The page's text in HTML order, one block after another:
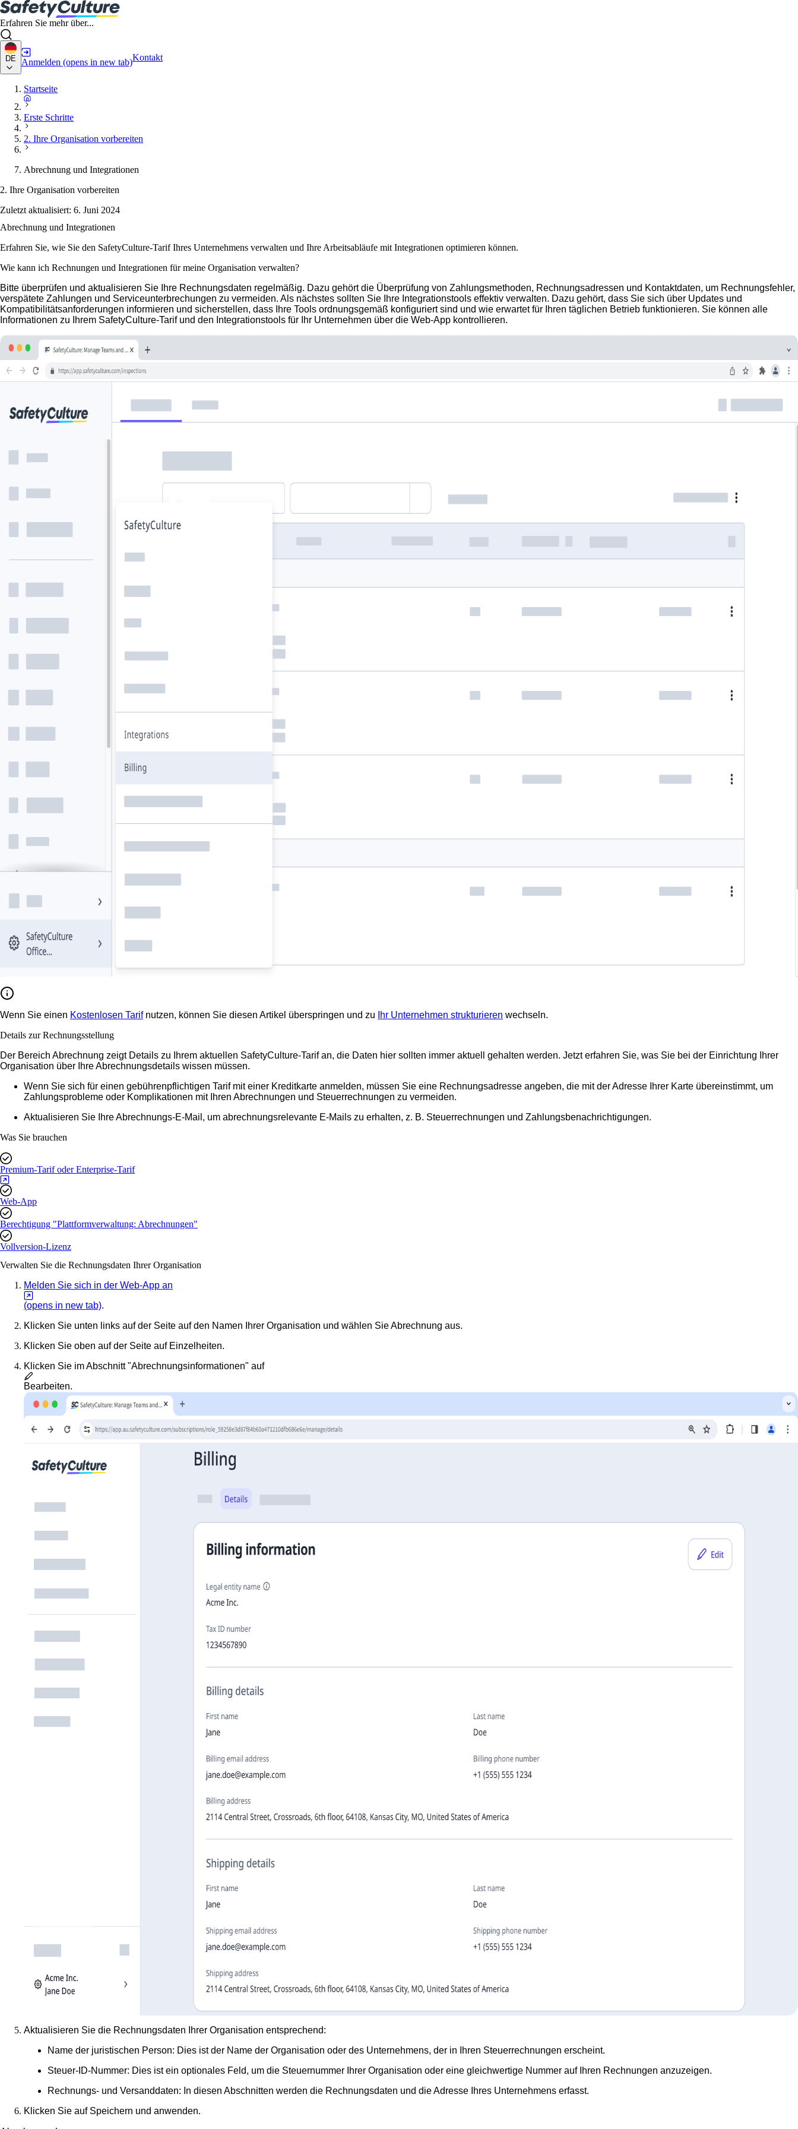
Erfahren Sie mehr über...
DE Anmelden (opens in new tab)Kontakt
Startseite
Erste Schritte
2. Ihre Organisation vorbereiten
Abrechnung und Integrationen
2. Ihre Organisation vorbereiten
Zuletzt aktualisiert: 6. Juni 2024
Abrechnung und Integrationen
Erfahren Sie, wie Sie den SafetyCulture-Tarif Ihres Unternehmens verwalten und Ihre Arbeitsabläufe mit Integrationen optimieren können.
Wie kann ich Rechnungen und Integrationen für meine Organisation verwalten?
Bitte überprüfen und aktualisieren Sie Ihre Rechnungsdaten regelmäßig. Dazu gehört die Überprüfung von Zahlungsmethoden, Rechnungsadressen und Kontaktdaten, um Rechnungsfehler,
verspätete Zahlungen und Serviceunterbrechungen zu vermeiden. Als nächstes sollten Sie Ihre Integrationstools effektiv verwalten. Dazu gehört, dass Sie sich über Updates und
Kompatibilitätsanforderungen informieren und sicherstellen, dass Ihre Tools ordnungsgemäß konfiguriert sind und wie erwartet für Ihren täglichen Betrieb funktionieren. Sie können alle
Informationen zu Ihrem SafetyCulture-Tarif und den Integrationstools für Ihr Unternehmen über die Web-App kontrollieren.
Wenn Sie einen Kostenlosen Tarif nutzen, können Sie diesen Artikel überspringen und zu Ihr Unternehmen strukturieren wechseln.
Details zur Rechnungsstellung
Der Bereich Abrechnung zeigt Details zu Ihrem aktuellen SafetyCulture-Tarif an, die Daten hier sollten immer aktuell gehalten werden. Jetzt erfahren Sie, was Sie bei der Einrichtung Ihrer
Organisation über Ihre Abrechnungsdetails wissen müssen.
Wenn Sie sich für einen gebührenpflichtigen Tarif mit einer Kreditkarte anmelden, müssen Sie eine Rechnungsadresse angeben, die mit der Adresse Ihrer Karte übereinstimmt, um
Zahlungsprobleme oder Komplikationen mit Ihren Abrechnungen und Steuerrechnungen zu vermeiden.
Aktualisieren Sie Ihre Abrechnungs-E-Mail, um abrechnungsrelevante E-Mails zu erhalten, z. B. Steuerrechnungen und Zahlungsbenachrichtigungen.
Was Sie brauchen
Premium-Tarif oder Enterprise-Tarif
Web-App
Berechtigung "Plattformverwaltung: Abrechnungen"
Vollversion-Lizenz
Verwalten Sie die Rechnungsdaten Ihrer Organisation
Melden Sie sich in der Web-App an
(opens in new tab).
Klicken Sie unten links auf der Seite auf den Namen Ihrer Organisation und wählen SieAbrechnung aus.
Klicken Sie oben auf der Seite auf Einzelheiten.
Klicken Sie im Abschnitt "Abrechnungsinformationen" auf
Bearbeiten.
Aktualisieren Sie die Rechnungsdaten Ihrer Organisation entsprechend:
Name der juristischen Person: Dies ist der Name der Organisation oder des Unternehmens, der in Ihren Steuerrechnungen erscheint.
Steuer-ID-Nummer: Dies ist ein optionales Feld, um die Steuernummer Ihrer Organisation oder eine gleichwertige Nummer auf Ihren Rechnungen anzuzeigen.
Rechnungs- und Versanddaten: In diesen Abschnitten werden die Rechnungsdaten und die Adresse Ihres Unternehmens erfasst.
Klicken Sie auf Speichern und anwenden.